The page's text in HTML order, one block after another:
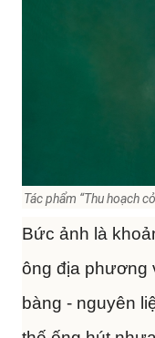
Tác phẩm “Thu hoạch
Bức ảnh là
ông địa phương
bàng - nguyên